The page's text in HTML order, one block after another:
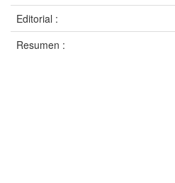
Editorial :
Resumen :